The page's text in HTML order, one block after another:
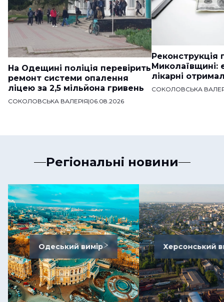
На Одещині поліція перевірить
ремонт системи опалення
ліцею за 2,5 мільйона гривень
СОКОЛОВСЬКА ВАЛЕРІЯ|06.08.2026
Реконструкція
Миколаївщині:
лікарні
СОКОЛОВСЬКА
Регіональні новини
Одеський вимір Херсонський